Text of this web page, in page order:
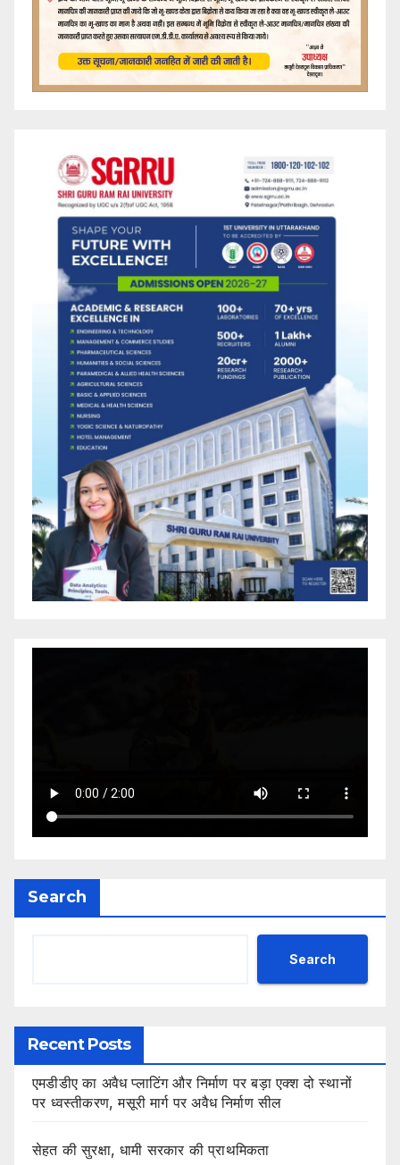
Search
Search
Recent Posts
एमडीडीए का अवैध प्लाटिंग और निर्माण पर बड़ा एक्श दो स्थानों
पर ध्वस्तीकरण, मसूरी मार्ग पर अवैध निर्माण सील
सेहत की सुरक्षा, धामी सरकार की प्राथमिकता